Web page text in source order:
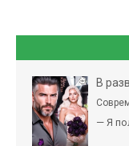
В
— Я